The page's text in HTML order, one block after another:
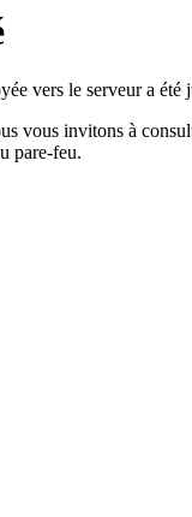
vers le serveur a été
vous invitons à
pare-feu.